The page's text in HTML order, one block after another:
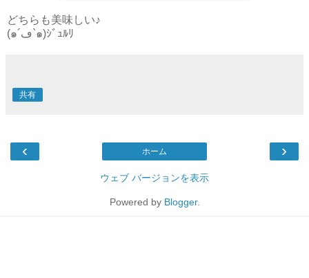
どちらも美味しい♪
(๑´ڡ`๑)ｼﾞｭﾙﾘ
共有
‹ ›
ホーム
ウェブ バージョンを表示
Powered by Blogger.